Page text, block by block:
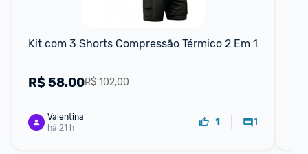
Kit com 3 Shorts Compressão Térmico 2 Em 1
R$ 102,00
R$58,00
Valentina
há 21 h
1 1